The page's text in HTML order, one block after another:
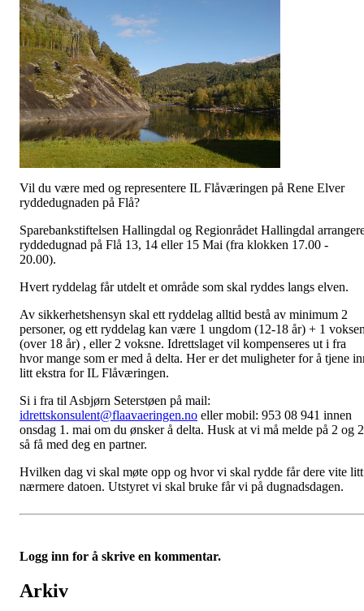
Vil du være med og representere IL Flåværingen på Rene Elver
ryddedugnaden på Flå?
Sparebankstiftelsen Hallingdal og Regionrådet Hallingdal
ryddedugnad på Flå 13, 14 eller 15 Mai (fra klokken 17.00 -
20.00).
Hvert ryddelag får utdelt et område som skal ryddes langs elven.
Av sikkerhetshensyn skal ett ryddelag alltid bestå av minimum 2
personer, og ett ryddelag kan være 1 ungdom (12-18 år) + 1
(over 18 år) , eller 2 voksne. Idrettslaget vil kompenseres ut i fra
hvor mange som er med å delta. Her er det muligheter for å tjene
litt ekstra for IL Flåværingen.
Si i fra til Asbjørn Seterstøen på mail:
idrettskonsulent@flaavaeringen.no eller mobil: 953 08 941 innen
onsdag 1. mai om du ønsker å delta. Husk at vi må melde på 2 og 2
så få med deg en partner.
Hvilken dag vi skal møte opp og hvor vi skal rydde får dere vite litt
nærmere datoen. Utstyret vi skal bruke får vi på dugnadsdagen.
Logg inn for å skrive en kommentar.
Arkiv